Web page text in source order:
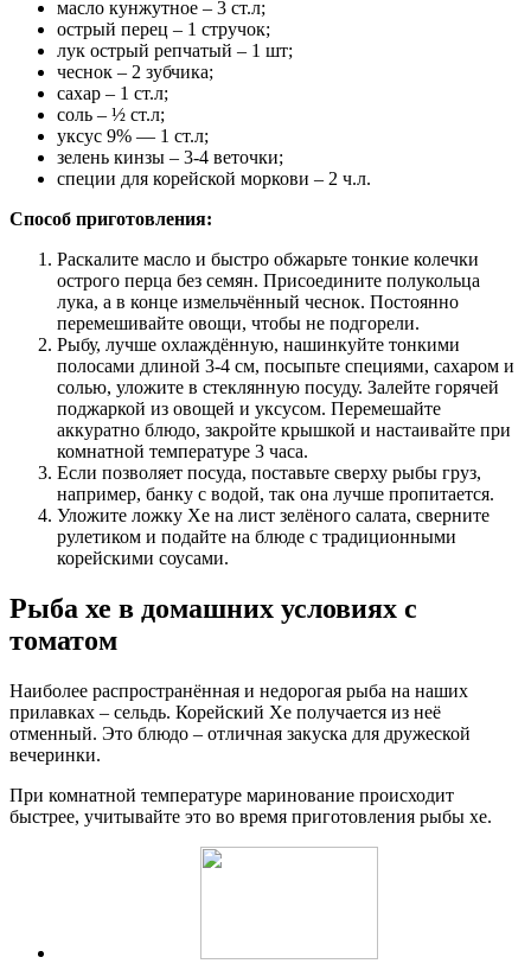
масло кунжутное – 3 ст.л;
острый перец – 1 стручок;
лук острый репчатый – 1 шт;
чеснок – 2 зубчика;
сахар – 1 ст.л;
соль – ½ ст.л;
уксус 9% — 1 ст.л;
зелень кинзы – 3-4 веточки;
специи для корейской моркови – 2 ч.л.
Способ приготовления:
Раскалите масло и быстро обжарьте тонкие колечки
острого перца без семян. Присоедините полукольца
лука, а в конце измельчённый чеснок. Постоянно
перемешивайте овощи, чтобы не подгорели.
Рыбу, лучше охлаждённую, нашинкуйте тонкими
полосами длиной 3-4 см, посыпьте специями, сахаром и
солью, уложите в стеклянную посуду. Залейте горячей
поджаркой из овощей и уксусом. Перемешайте
аккуратно блюдо, закройте крышкой и настаивайте при
комнатной температуре 3 часа.
Если позволяет посуда, поставьте сверху рыбы груз,
например, банку с водой, так она лучше пропитается.
Уложите ложку Хе на лист зелёного салата, сверните
рулетиком и подайте на блюде с традиционными
корейскими соусами.
Рыба хе в домашних условиях с
томатом
Наиболее распространённая и недорогая рыба на наших
прилавках – сельдь. Корейский Хе получается из неё
отменный. Это блюдо – отличная закуска для дружеской
вечеринки.
При комнатной температуре маринование происходит
быстрее, учитывайте это во время приготовления рыбы хе.